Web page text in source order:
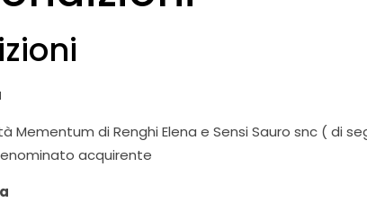
Mementum di Renghi Elena e Sensi Sauro snc ( di
acquirente